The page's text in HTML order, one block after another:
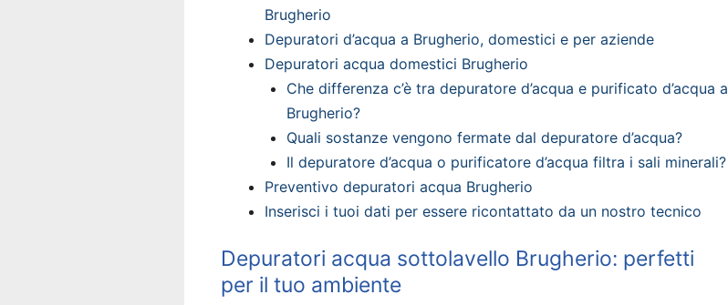
Brugherio
Depuratori d’acqua a Brugherio, domestici e per aziende
Depuratori acqua domestici Brugherio
Che differenza c’è tra depuratore d’acqua e purificato d’acqua a
Brugherio?
Quali sostanze vengono fermate dal depuratore d’acqua?
Il depuratore d’acqua o purificatore d’acqua filtra i sali minerali?
Preventivo depuratori acqua Brugherio
Inserisci i tuoi dati per essere ricontattato da un nostro tecnico
Depuratori acqua sottolavello Brugherio: perfetti
per il tuo ambiente